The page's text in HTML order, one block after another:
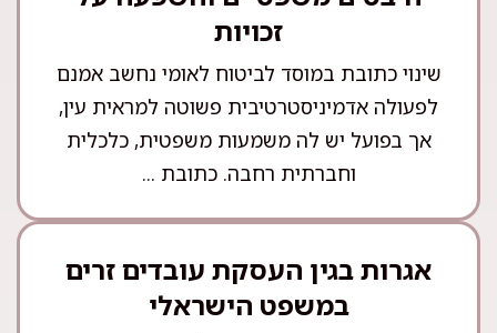
זכויות
שינוי כתובת במוסד לביטוח לאומי נחשב אמנם
לפעולה אדמיניסטרטיבית פשוטה למראית עין,
אך בפועל יש לה משמעות משפטית, כלכלית
וחברתית רחבה. כתובת ...
אגרות בגין העסקת עובדים זרים
במשפט הישראלי